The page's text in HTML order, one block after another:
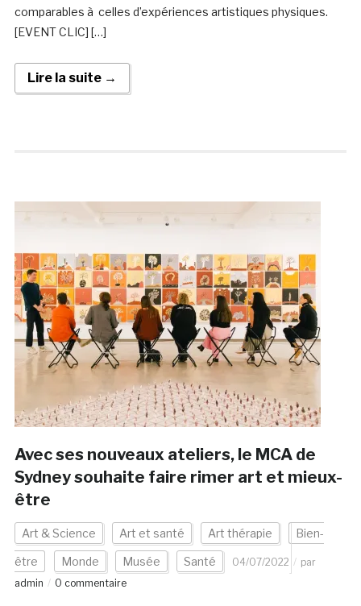
comparables à celles d’expériences artistiques physiques.
[EVENT CLIC] […]
Lire la suite →
Avec ses nouveaux ateliers, le MCA de
Sydney souhaite faire rimer art et mieux-
être
Art & Science Art et santé Art thérapie Bien-
être Monde Musée Santé 04/07/2022
par
admin
0 commentaire